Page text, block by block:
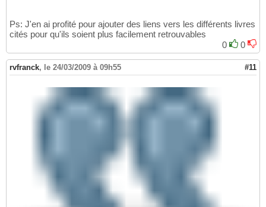
Ps: J'en ai profité pour ajouter des liens vers les différents livres
cités pour qu'ils soient plus facilement retrouvables
0
0
rvfranck, le 24/03/2009 à 09h55 #11